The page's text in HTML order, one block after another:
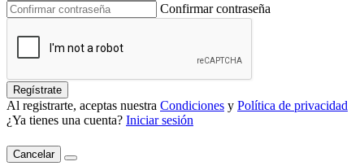
Confirmar contraseña
Regístrate
Al registrarte, aceptas nuestra Condiciones y Política de privacidad
¿Ya tienes una cuenta? Iniciar sesión
Cancelar